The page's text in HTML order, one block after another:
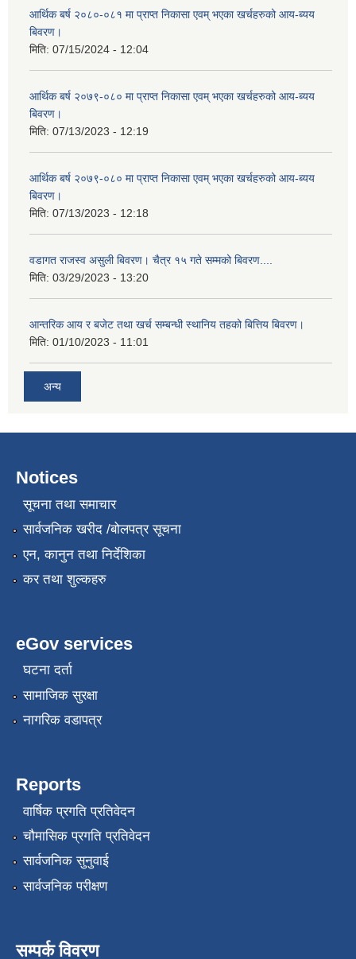
आर्थिक बर्ष २०८०-०८१ मा प्राप्त निकासा एवम् भएका खर्चहरुको आय-ब्यय
बिवरण।
मिति: 07/15/2024 - 12:04
आर्थिक बर्ष २०७९-०८० मा प्राप्त निकासा एवम् भएका खर्चहरुको आय-ब्यय
बिवरण।
मिति: 07/13/2023 - 12:19
आर्थिक बर्ष २०७९-०८० मा प्राप्त निकासा एवम् भएका खर्चहरुको आय-ब्यय
बिवरण।
मिति: 07/13/2023 - 12:18
वडागत राजस्व असुली बिवरण। चैत्र १५ गते सम्मको बिवरण....
मिति: 03/29/2023 - 13:20
आन्तरिक आय र बजेट तथा खर्च सम्बन्धी स्थानिय तहको बित्तिय बिवरण।
मिति: 01/10/2023 - 11:01
अन्य
Notices
सूचना तथा समाचार
सार्वजनिक खरीद /बोलपत्र सूचना
एन, कानुन तथा निर्देशिका
कर तथा शुल्कहरु
eGov services
घटना दर्ता
सामाजिक सुरक्षा
नागरिक वडापत्र
Reports
वार्षिक प्रगति प्रतिवेदन
चौमासिक प्रगति प्रतिवेदन
सार्वजनिक सुनुवाई
सार्वजनिक परीक्षण
सम्पर्क विवरण